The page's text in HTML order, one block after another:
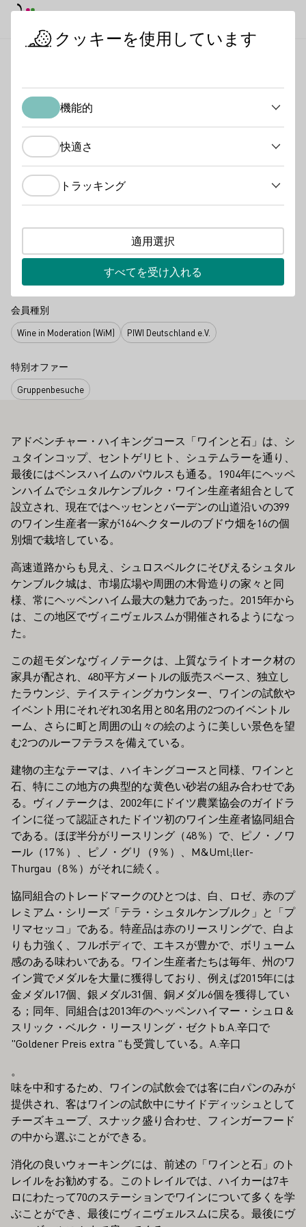
ベルクシュトラーツァ
ー・ヴィンツァー
小さなブドウ畑、大きな情熱！ ヴィニヴァースム・ベル
クシュトラーセを訪れてください。 |ヴィノテーク営業時
間 |月～土 9:00～18:00 |日曜日 10:00～16:00
品種グループタイプ
Glühwein Perlwein / Secco Sekt Vegan Wein
Traubensaft
Federweißer Roséwein
会員種別
Wine in Moderation (WiM) PIWI Deutschland e.V.
特別オファー
Gruppenbesuche
アドベンチャー・ハイキングコース「ワインと石」は、シ
ュタインコップ、セントゲリヒト、シュテムラーを通り、
最後にはベンスハイムのパウルスも通る。1904年にヘッペ
ンハイムでシュタルケンブルク・ワイン生産者組合として
設立され、現在ではヘッセンとバーデンの山道沿いの399
のワイン生産者一家が164ヘクタールのブドウ畑を16の個
別畑で栽培している。
高速道路からも見え、シュロスベルクにそびえるシュタル
ケンブルク城は、市場広場や周囲の木骨造りの家々と同
様、常にヘッペンハイム最大の魅力であった。2015年から
は、この地区でヴィニヴェルスムが開催されるようになっ
た。
この超モダンなヴィノテークは、上質なライトオーク材の
家具が配され、480平方メートルの販売スペース、独立し
たラウンジ、テイスティングカウンター、ワインの試飲や
イベント用にそれぞれ30名用と80名用の2つのイベントル
ーム、さらに町と周囲の山々の絵のように美しい景色を望
む2つのルーフテラスを備えている。
建物の主なテーマは、ハイキングコースと同様、ワインと
石、特にこの地方の典型的な黄色い砂岩の組み合わせであ
る。ヴィノテークは、2002年にドイツ農業協会のガイドラ
インに従って認証されたドイツ初のワイン生産者協同組合
である。ほぼ半分がリースリング（48％）で、ピノ・ノワ
ール（17％）、ピノ・グリ（9％）、M&Uml;ller-
Thurgau（8％）がそれに続く。
協同組合のトレードマークのひとつは、白、ロゼ、赤のプ
レミアム・シリーズ「テラ・シュタルケンブルク」と「プ
リマセッコ」である。特産品は赤のリースリングで、白よ
りも力強く、フルボディで、エキスが豊かで、ボリューム
感のある味わいである。ワイン生産者たちは毎年、州のワ
イン賞でメダルを大量に獲得しており、例えば2015年には
金メダル17個、銀メダル31個、銅メダル6個を獲得してい
る；同年、同組合は2013年のヘッペンハイマー・シュロ＆
スリック・ベルク・リースリング・ゼクトb.A.辛口で
"Goldener Preis extra "も受賞している。A.辛口
。
味を中和するため、ワインの試飲会では客に白パンのみが
提供され、客はワインの試飲中にサイドディッシュとして
チーズキューブ、スナック盛り合わせ、フィンガーフード
の中から選ぶことができる。
消化の良いウォーキングには、前述の「ワインと石」のト
レイルをお勧めする。このトレイルでは、ハイカーは7キ
ロにわたって70のステーションでワインについて多くを学
ぶことができ、最後にヴィニヴェルスムに戻る。最後にヴ
クッキーを使用しています
機能的
快適さ
トラッキング
適用選択
すべてを受け入れる